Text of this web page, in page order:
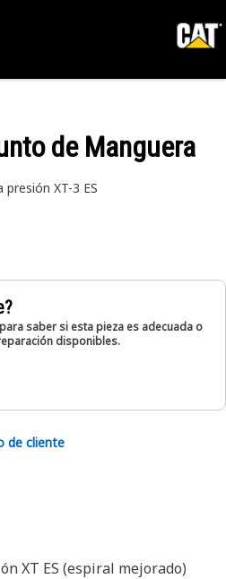
de Manguera
XT-3 ES
saber si esta pieza es adecuada o
disponibles.
de cliente
XT ES (espiral mejorado)